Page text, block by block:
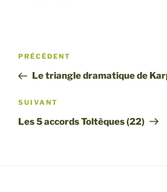
Navigation
l’article
Article
précédent
PRÉCÉDENT
Le triangle dramatique de
Article
suivant
SUIVANT
Les 5 accords Toltèques (22)